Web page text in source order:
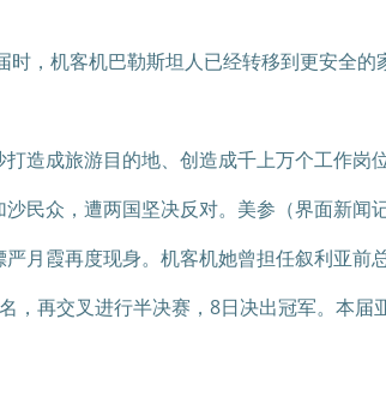
，机客机巴勒斯坦人已经转移到更安全的
造成旅游目的地、创造成千上万个工作岗
民众，遭两国坚决反对。美参（界面新闻记
月霞再度现身。机客机她曾担任叙利亚前
，再交叉进行半决赛，8日决出冠军。本